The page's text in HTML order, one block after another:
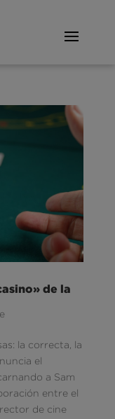
de la
la correcta, la
el
a Sam
entre el
de cine